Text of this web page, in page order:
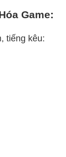
Game:
tiếng kêu: